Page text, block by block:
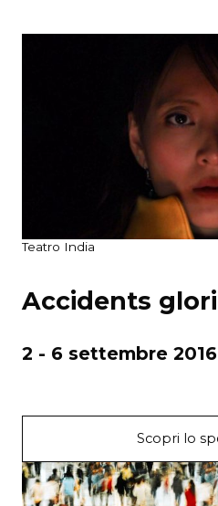
Teatro India
Accidents
2 - 6 settembre 2016
Scopri lo